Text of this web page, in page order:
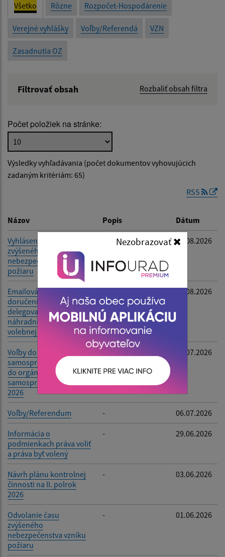
Nezobrazovať
Všetko Rôzne Rozpočet-Hospodárenie
Verejné vyhlášky Voľby/Referendá VZN
Zasadnutia OZ
Filtrovať obsah Rozbaliť obsah filtra
Popis:
Dátum zverejnenia od:
Filtrovať
Počet položiek na stránke:
Výsledky vyhľadávania (počet dokumentov vyhovujúcich
zadaným kritériám: 65)
RSS
Názov Popis Dátum
Vyhlásenie času
zvýšeného
nebezpečenstva vzniku
požiaru
06.08.2026
Emailová adresa na
doručenie oznámenia o
delegovaní člena a
náhradníka do okrskovej
volebnej komisie
05.08.2026
Voľby do orgánov
samosprávy obcí a voľby
do orgánov
samosprávnych krajov
2026
15.07.2026
Voľby/Referendum - 06.07.2026
Informácia o
podmienkach práva voliť
a práva byť volený
- 29.06.2026
Návrh plánu kontrolnej
činnosti na II. polrok
2026
- 03.06.2026
Odvolanie času
zvýšeného
nebezpečenstva vzniku
požiaru
- 01.06.2026